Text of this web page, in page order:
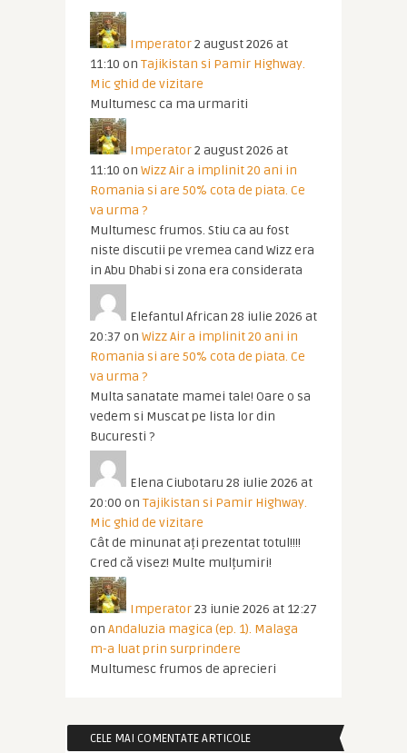
Imperator2 august 2026 at
11:10 on Tajikistan si Pamir Highway.
Mic ghid de vizitare
Multumesc ca ma urmariti
Imperator2 august 2026 at
11:10 on Wizz Air a implinit 20 ani in
Romania si are 50% cota de piata. Ce
va urma ?
Multumesc frumos. Stiu ca au fost
niste discutii pe vremea cand Wizz era
in Abu Dhabi si zona era considerata
Elefantul African 28 iulie 2026 at
20:37 on Wizz Air a implinit 20 ani in
Romania si are 50% cota de piata. Ce
va urma ?
Multa sanatate mamei tale! Oare o sa
vedem si Muscat pe lista lor din
Bucuresti ?
Elena Ciubotaru 28 iulie 2026 at
20:00 on Tajikistan si Pamir Highway.
Mic ghid de vizitare
Cât de minunat ați prezentat totul!!!!
Cred că visez! Multe mulțumiri!
Imperator23 iunie 2026 at 12:27
on Andaluzia magica (ep. 1). Malaga
m-a luat prin surprindere
Multumesc frumos de aprecieri
CELE MAI COMENTATE ARTICOLE